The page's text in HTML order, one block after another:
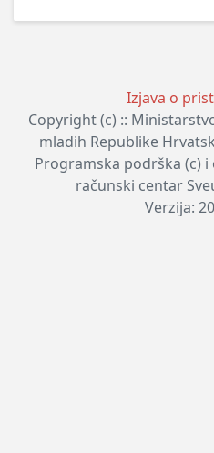
Izjava o
Copyright (c) ::
mladih Republike
Programska podrška (c) i
računski centar
Verzija: